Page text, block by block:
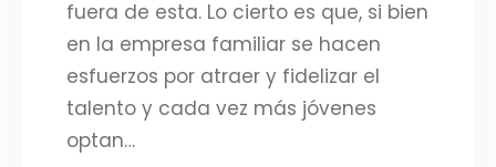
fuera de esta. Lo cierto es que, si bien
en la empresa familiar se hacen
esfuerzos por atraer y fidelizar el
talento y cada vez más jóvenes
optan…